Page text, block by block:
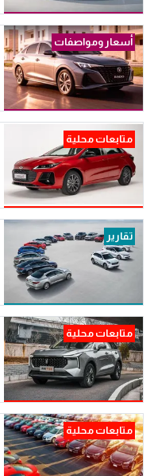
أسعار ومواصفات
متابعات محلية
تقارير
متابعات محلية
متابعات محلية